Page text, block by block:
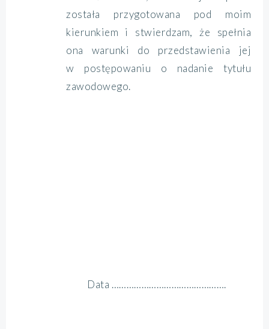
została przygotowana pod moim
kierunkiem i stwierdzam, że spełnia
ona warunki do przedstawienia jej
w postępowaniu o nadanie tytułu
zawodowego.
Data ……………………………………….